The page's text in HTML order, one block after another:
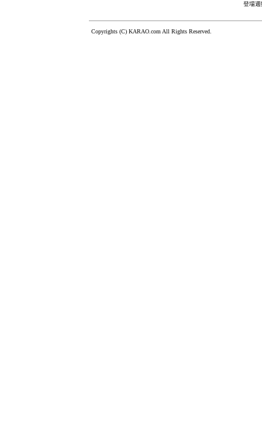
登場週
Copyrights (C) KARAO.com All Rights Reserved.